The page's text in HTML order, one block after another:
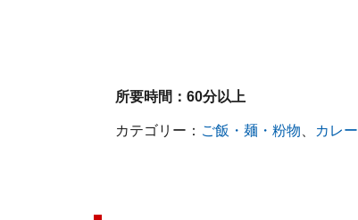
所要時間： 60分以上
カテゴリー： ご飯・麺・粉物 カレー